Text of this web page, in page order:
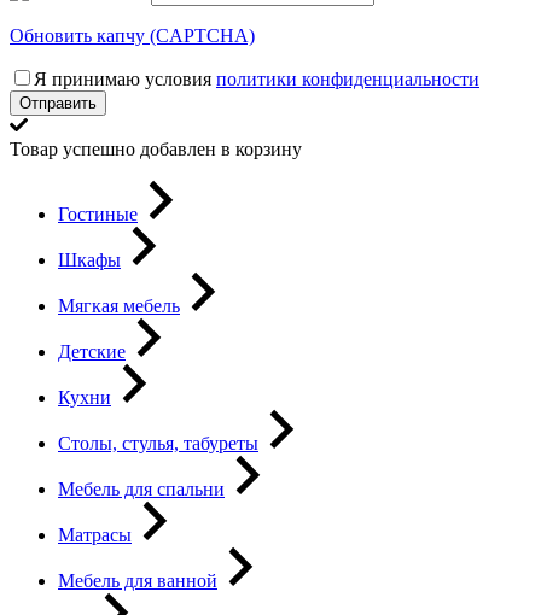
Обновить капчу (CAPTCHA)
Я принимаю условия политики конфиденциальности
Отправить
Товар успешно добавлен в корзину
Гостиные
Шкафы
Мягкая мебель
Детские
Кухни
Столы, стулья, табуреты
Мебель для спальни
Матрасы
Мебель для ванной